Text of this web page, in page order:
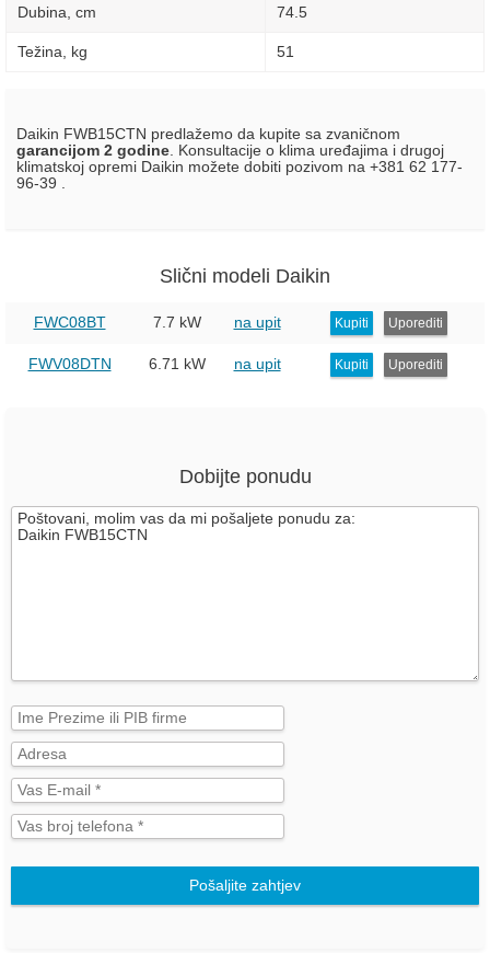
Dubina, сm 74.5
Težina, kg 51
Daikin FWB15CTN predlažemo da kupite sa zvaničnom
garancijom 2 godine . Konsultacije o klima uređajima i drugoj
klimatskoj opremi Daikin možete dobiti pozivom na +381 62 177-
96-39 .
Slični modeli Daikin
FWC08BT 7.7 kW na upit Kupiti Uporediti
FWV08DTN 6.71 kW na upit Kupiti Uporediti
Dobijte ponudu
Pošaljite zahtjev